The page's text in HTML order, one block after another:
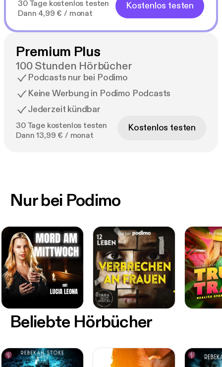
30 Tage kostenlos testen
Dann 4,99 € / monat
Kostenlos testen
Premium Plus
100 Stunden Hörbücher
Podcasts nur bei Podimo
Keine Werbung in Podimo Podcasts
Jederzeit kündbar
30 Tage kostenlos testen
Dann 13,99 € / monat
Kostenlos testen
Nur bei Podimo
Beliebte Hörbücher